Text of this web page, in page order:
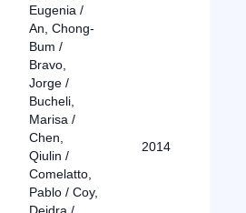
Eugenia /
An, Chong-
Bum /
Bravo,
Jorge /
Bucheli,
Marisa /
Chen,
Qiulin /
Comelatto,
Pablo / Coy,
2014